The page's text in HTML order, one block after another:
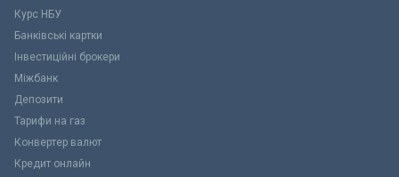
Курс НБУ
Банківські картки
Інвестиційні брокери
Міжбанк
Депозити
Тарифи на газ
Конвертер валют
Кредит онлайн